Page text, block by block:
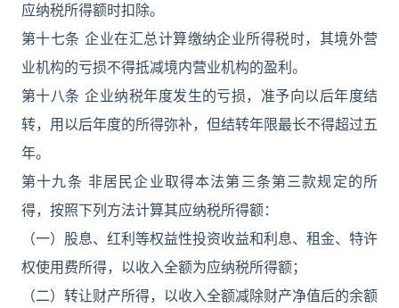
应纳税所得额时扣除。
第十七条 企业在汇总计算缴纳企业所得税时，其境外营
业机构的亏损不得抵减境内营业机构的盈利。
第十八条 企业纳税年度发生的亏损，准予向以后年度结
转，用以后年度的所得弥补，但结转年限最长不得超过五
年。
第十九条 非居民企业取得本法第三条第三款规定的所
得，按照下列方法计算其应纳税所得额：
（一）股息、红利等权益性投资收益和利息、租金、特许
权使用费所得，以收入全额为应纳税所得额；
（二）转让财产所得，以收入全额减除财产净值后的余额